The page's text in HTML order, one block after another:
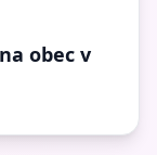
obec v